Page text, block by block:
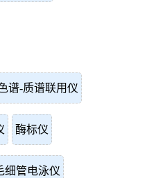
谱-质谱联用仪
酶标仪
细管电泳仪